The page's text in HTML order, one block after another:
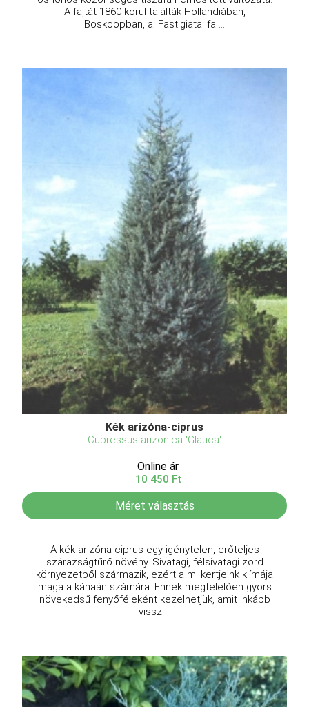
A fajtát 1860 körül találták Hollandiában,
Boskoopban, a 'Fastigiata' fa ...
Kék arizóna-ciprus
Cupressus arizonica 'Glauca'
Online ár
10 450 Ft
Méret választás
A kék arizóna-ciprus egy igénytelen, erőteljes
szárazságtűrő növény. Sivatagi, félsivatagi zord
környezetből származik, ezért a mi kertjeink klímája
maga a kánaán számára. Ennek megfelelően gyors
növekedsű fenyőféleként kezelhetjük, amit inkább
vissz ...